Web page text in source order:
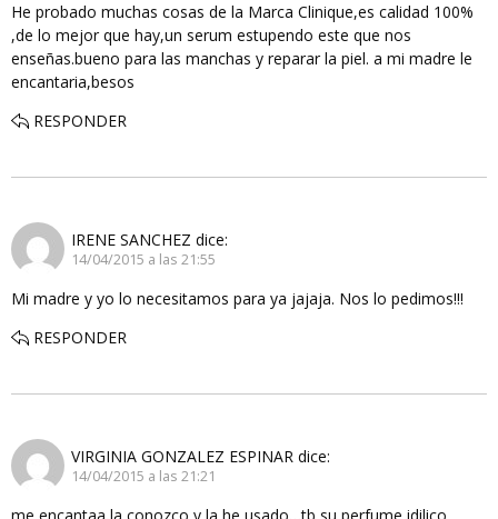
He probado muchas cosas de la Marca Clinique,es calidad 100%
,de lo mejor que hay,un serum estupendo este que nos
enseñas.bueno para las manchas y reparar la piel. a mi madre le
encantaria,besos
RESPONDER
IRENE SANCHEZ dice:
14/04/2015 a las 21:55
Mi madre y yo lo necesitamos para ya jajaja. Nos lo pedimos!!!
RESPONDER
VIRGINIA GONZALEZ ESPINAR dice:
14/04/2015 a las 21:21